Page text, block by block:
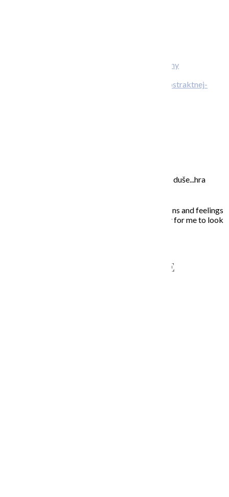
Kreatívny
Moje maľovanie je intuitívne, sú to príbehy mojej duše...hra
In my paintings I try to capture everyday situations and feelings
that touched my soul. Painting is the opportunity for me to look
NAPÍŠTE MI – CONTACT ME